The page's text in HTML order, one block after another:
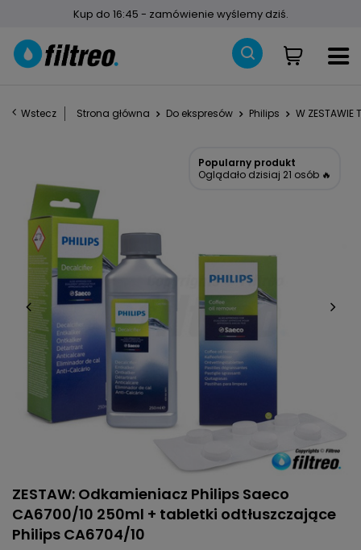
Kup do 16:45 - zamówienie wyślemy dziś.
Wstecz Strona główna Do ekspresów Philips W ZESTAWIE
Popularny produkt
Oglądało dzisiaj 21 osób 🔥
ZESTAW: Odkamieniacz Philips Saeco
CA6700/10 250ml + tabletki odtłuszczające
Philips CA6704/10